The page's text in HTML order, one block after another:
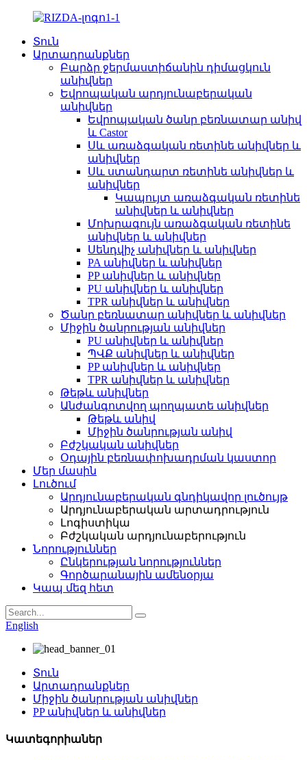
Տուն
Արտադրանքներ
Բարձր ջերմաստիճանին դիմացկուն
անիվներ
Եվրոպական արդյունաբերական
անիվներ
Եվրոպական ծանր բեռնատար անիվ
և Castor
Սև առաձգական ռետինե անիվներ և
անիվներ
Սև ստանդարտ ռետինե անիվներ և
անիվներ
Կապույտ առաձգական ռետինե
անիվներ և անիվներ
Մոխրագույն առաձգական ռետինե
անիվներ և անիվներ
Սենդվիչ անիվներ և անիվներ
PA անիվներ և անիվներ
PP անիվներ և անիվներ
PU անիվներ և անիվներ
TPR անիվներ և անիվներ
Ծանր բեռնատար անիվներ և անիվներ
Միջին ծանրության անիվներ
PU անիվներ և անիվներ
ՊՎՔ անիվներ և անիվներ
PP անիվներ և անիվներ
TPR անիվներ և անիվներ
Թեթև անիվներ
Անժանգոտվող պողպատե անիվներ
Թեթև անիվ
Միջին ծանրության անիվ
Բժշկական անիվներ
Օդային բեռնափոխադրման կաստոր
Մեր մասին
Լուծում
Արդյունաբերական գնդիկավոր լուծույթ
Արդյունաբերական արտադրություն
Լոգիստիկա
Բժշկական արդյունաբերություն
Նորություններ
Ընկերության նորություններ
Գործարանային ամենօրյա
Կապ մեզ հետ
English
Տուն
Արտադրանքներ
Միջին ծանրության անիվներ
PP անիվներ և անիվներ
Կատեգորիաներ